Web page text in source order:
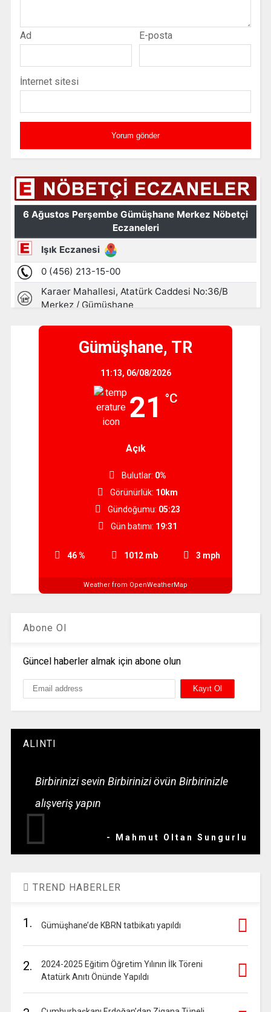
Ad E-posta
İnternet sitesi
Gümüşhane, TR
11:13, 06/08/2026
21 °C
Açık
46 % 1012 mb 3 mph
Bulutlar: 0%
Görünürlük: 10km
Gündoğumu: 05:23
Gün batımı: 19:31
Weather from OpenWeatherMap
Abone Ol
Güncel haberler almak için abone olun
ALINTI
Birbirinizi sevin Birbirinizi övün Birbirinizle
alışveriş yapın
- Mahmut Oltan Sungurlu
TREND HABERLER
1. Gümüşhane’de KBRN tatbikatı yapıldı
2.
2024-2025 Eğitim Öğretim Yılının İlk Töreni
Atatürk Anıtı Önünde Yapıldı